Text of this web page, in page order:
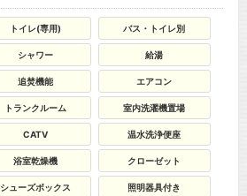
トイレ(専用) バス・トイレ別
シャワー 給湯
追焚機能 エアコン
トランクルーム 室内洗濯機置場
CATV 温水洗浄便座
浴室乾燥機 クローゼット
シューズボックス 照明器具付き